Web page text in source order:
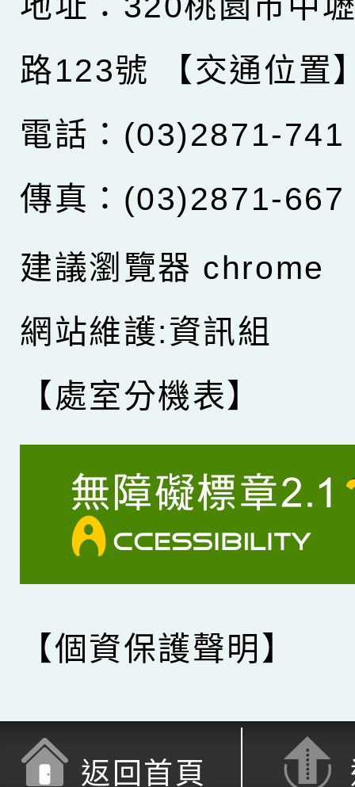
路123號
【交通位置
電話：(03)2871-741
傳真：(03)2871-667
建議瀏覽器 chrome
網站維護:資訊組
【處室分機表】
【個資保護聲明】
返回首頁